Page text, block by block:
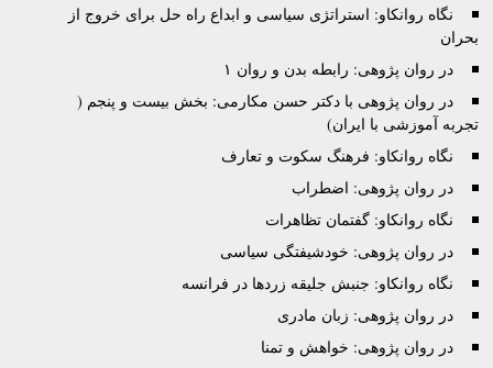
نگاه روانکاو: استراتژی سیاسی و ابداع راه حل برای خروج از
بحران
در روان پژوهی: رابطه بدن و روان ۱
در روان پژوهی با دکتر حسن مکارمی: بخش بیست و پنجم (
تجربه آموزشی با ایران)
نگاه روانکاو: فرهنگ سکوت و تعارف
در روان پژوهی: اضطراب
نگاه روانکاو: گفتمان تظاهرات
در روان پژوهی: خودشیفتگی سیاسی
نگاه روانکاو: جنبش جلیقه زردها در فرانسه
در روان پژوهی: زبان مادری
در روان پژوهی: خواهش و تمنا